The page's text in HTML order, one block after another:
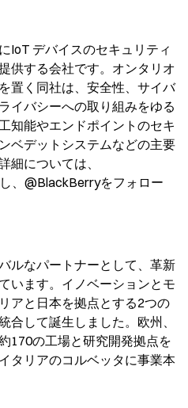
IoT デバイスのセキュリティ
供する会社です。オンタリオ
置く同社は、安全性、サイバ
イバシーへの取り組みをゆる
知能やエンドポイントのセキ
ベデットシステムなどの主要
細については、
、@BlackBerryをフォロー
ルなパートナーとして、革新
います。イノベーションとモ
アと日本を拠点とする2つの
合して誕生しました。欧州、
170の工場と研究開発拠点を
タリアのコルベッタに事業本